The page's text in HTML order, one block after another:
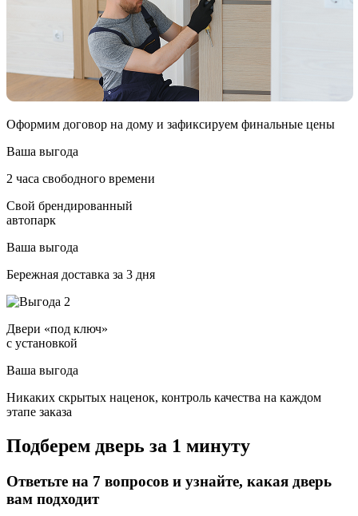
Оформим договор на дому и зафиксируем финальные цены
Ваша выгода
2 часа свободного времени
Свой брендированный
автопарк
Ваша выгода
Бережная доставка за 3 дня
Двери «под ключ»
с установкой
Ваша выгода
Никаких скрытых наценок, контроль качества на каждом
этапе заказа
Подберем дверь за 1 минуту
Ответьте на 7 вопросов и узнайте, какая дверь
вам подходит